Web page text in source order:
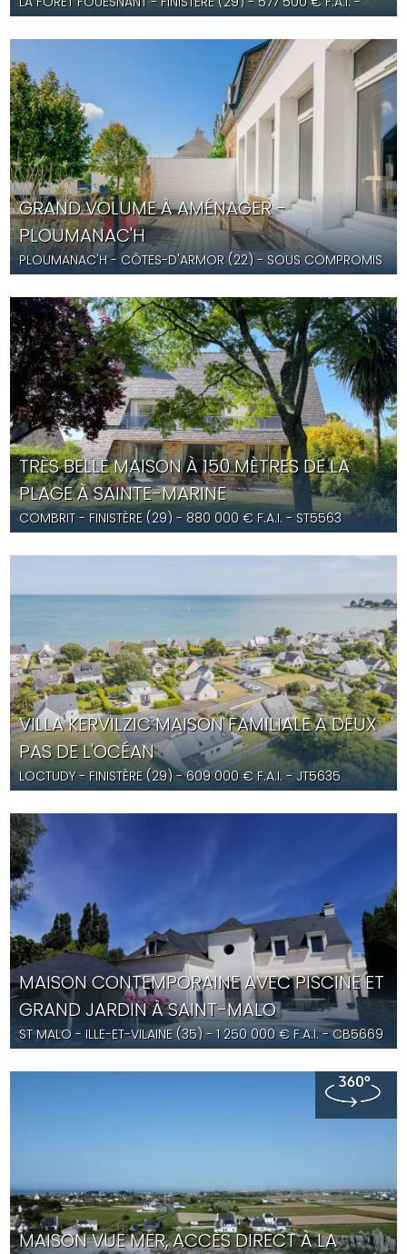
ST5640
GRAND VOLUME À AMÉNAGER -
PLOUMANAC'H
PLOUMANAC'H- CÔTES-D'ARMOR (22) -SOUS COMPROMIS
- YD5608A
TRÈS BELLE MAISON À 150 MÈTRES DE LA
PLAGE À SAINTE-MARINE
COMBRIT- FINISTÈRE (29) - 880 000 € F.A.I. - ST5563
VILLA KERVILZIC MAISON FAMILIALE À DEUX
PAS DE L'OCÉAN
LOCTUDY- FINISTÈRE (29) -609 000€ F.A.I. - JT5635
MAISON CONTEMPORAINE AVEC PISCINE ET
GRAND JARDIN À SAINT-MALO
ST MALO - ILLE-ET-VILAINE (35) -1 250 000 € F.A.I.- CB5669
MAISON VUE MER, ACCÈS DIRECT À LA